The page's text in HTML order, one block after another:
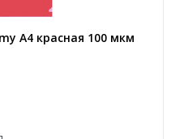
A4 красная 100 мкм